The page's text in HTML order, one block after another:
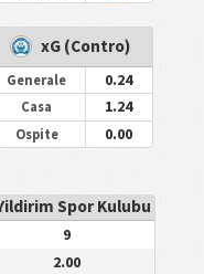
xG (Contro)
Generale 0.24
Casa 1.24
Ospite 0.00
Spor Kulubu
9
2.00